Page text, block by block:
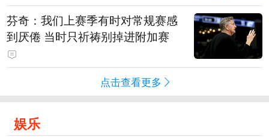
芬奇：我们上赛季有时对常规赛感
到厌倦 当时只祈祷别掉进附加赛
点击查看更多
娱乐